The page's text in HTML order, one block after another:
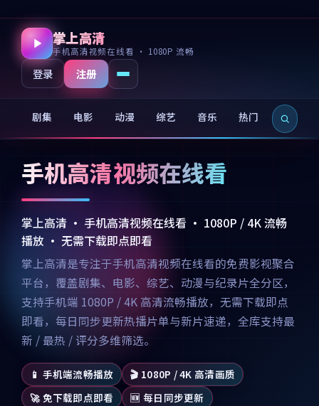
掌上高清
手机高清视频在线看 · 1080P 流畅
登录 注册
剧集 电影 动漫 综艺 音乐 热门 新片
手机高清视频在线看
掌上高清 · 手机高清视频在线看 · 1080P / 4K 流畅
播放 · 无需下载即点即看
掌上高清是专注于手机高清视频在线看的免费影视聚合
平台，覆盖剧集、电影、综艺、动漫与纪录片全分区，
支持手机端 1080P / 4K 高清流畅播放，无需下载即点
即看，每日同步更新热播片单与新片速递，全库支持最
新 / 最热 / 评分多维筛选。
📱 手机端流畅播放
🎬 1080P / 4K 高清画质
🚀 免下载即点即看
🆕 每日同步更新